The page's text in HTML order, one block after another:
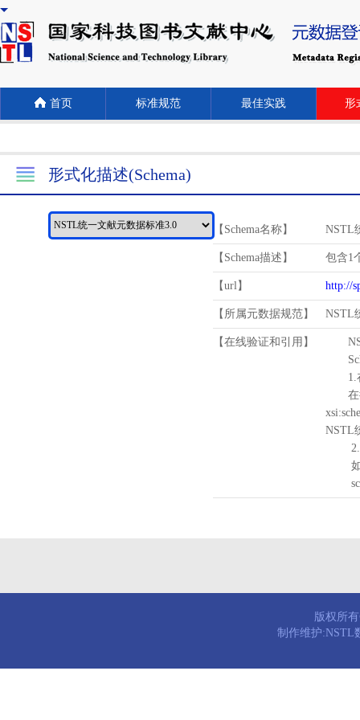
首页 标准规范 最佳实践 形
形式化描述(Schema)
【Schema名称】 NSTL
【Schema描述】 包含1
【url】 http://
【所属元数据规范】 NSTL
【在线验证和引用】
1.
在待
NSTL
2.
如需
版权所
制作维护:NSTL